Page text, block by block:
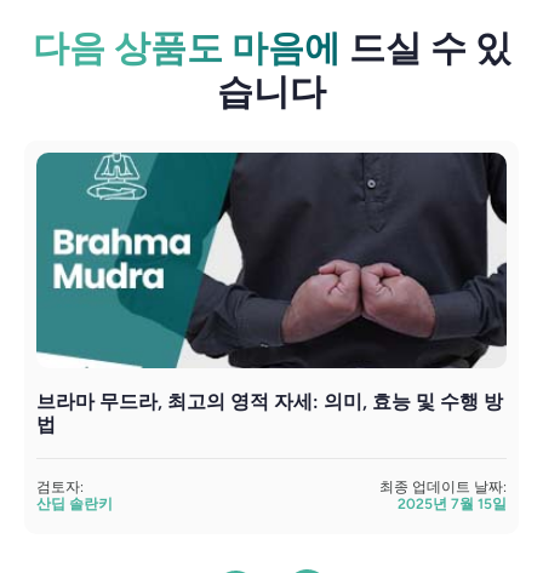
다음 상품도 마음에 드실 수 있
습니다
브라마 무드라, 최고의 영적 자세: 의미, 효능 및 수행 방
법
검토자:
산딥 솔란키
최종 업데이트 날짜:
2025년 7월 15일